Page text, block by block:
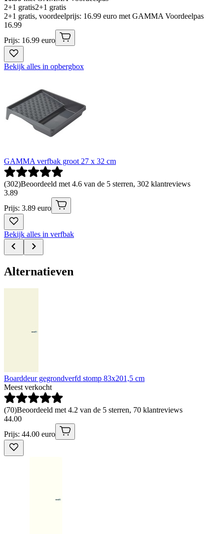
2+1 gratis2+1 gratis
2+1 gratis, voordeelprijs: 16.99 euro met GAMMA Voordeelpas
16.99
Prijs: 16.99 euro
Bekijk alles in opbergbox
GAMMA verfbak groot 27 x 32 cm
(302)Beoordeeld met 4.6 van de 5 sterren, 302 klantreviews
3.89
Prijs: 3.89 euro
Bekijk alles in verfbak
Alternatieven
Boarddeur gegrondverfd stomp 83x201,5 cm
Meest verkocht
(70)Beoordeeld met 4.2 van de 5 sterren, 70 klantreviews
44.00
Prijs: 44.00 euro